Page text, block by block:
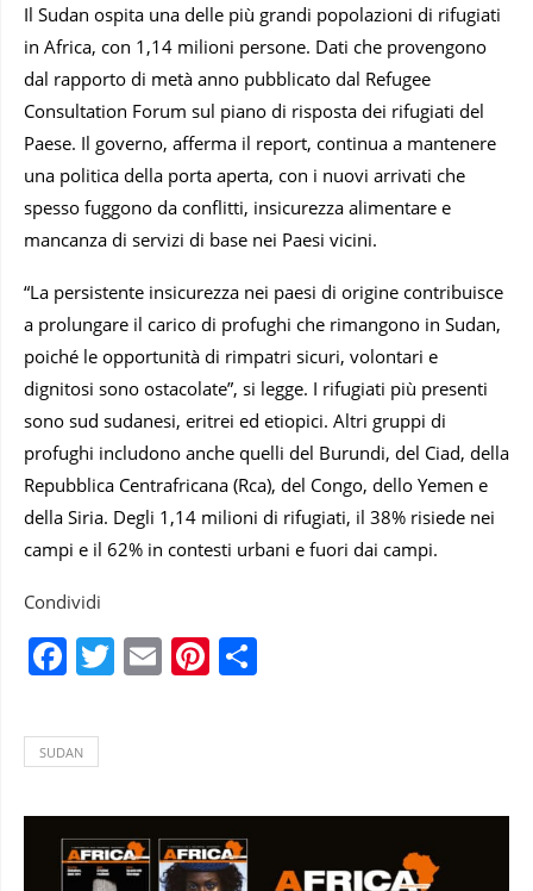
Il Sudan ospita una delle più grandi popolazioni di rifugiati
in Africa, con 1,14 milioni persone. Dati che provengono
dal rapporto di metà anno pubblicato dal Refugee
Consultation Forum sul piano di risposta dei rifugiati del
Paese. Il governo, afferma il report, continua a mantenere
una politica della porta aperta, con i nuovi arrivati ​​che
spesso fuggono da conflitti, insicurezza alimentare e
mancanza di servizi di base nei Paesi vicini.
“La persistente insicurezza nei paesi di origine contribuisce
a prolungare il carico di profughi che rimangono in Sudan,
poiché le opportunità di rimpatri sicuri, volontari e
dignitosi sono ostacolate”, si legge. I rifugiati più presenti
sono sud sudanesi, eritrei ed etiopici. Altri gruppi di
profughi includono anche quelli del Burundi, del Ciad, della
Repubblica Centrafricana (Rca), del Congo, dello Yemen e
della Siria. Degli 1,14 milioni di rifugiati, il 38% risiede nei
campi e il 62% in contesti urbani e fuori dai campi.
Condividi
Facebook
Twitter
EmailPinterest
SUDAN